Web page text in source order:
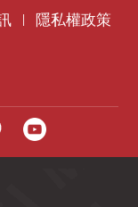
| 隱私權政策
Podcast